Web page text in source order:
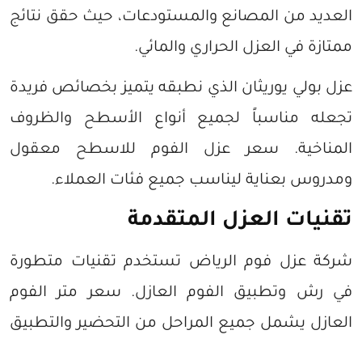
العديد من المصانع والمستودعات، حيث حقق نتائج
ممتازة في العزل الحراري والمائي.
عزل بولي يوريثان الذي نطبقه يتميز بخصائص فريدة
تجعله مناسباً لجميع أنواع الأسطح والظروف
المناخية. سعر عزل الفوم للاسطح معقول
ومدروس بعناية ليناسب جميع فئات العملاء.
تقنيات العزل المتقدمة
شركة عزل فوم الرياض تستخدم تقنيات متطورة
في رش وتطبيق الفوم العازل. سعر متر الفوم
العازل يشمل جميع المراحل من التحضير والتطبيق